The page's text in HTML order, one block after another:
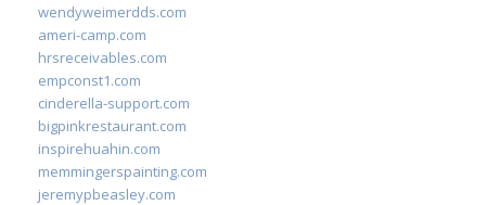
wendyweimerdds.com
ameri-camp.com
hrsreceivables.com
empconst1.com
cinderella-support.com
bigpinkrestaurant.com
inspirehuahin.com
memmingerspainting.com
jeremypbeasley.com